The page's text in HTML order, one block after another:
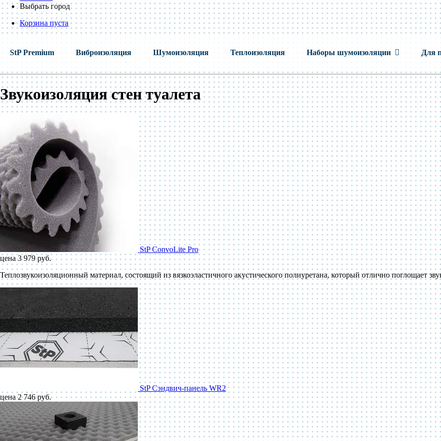
Выбрать город
Корзина пуста
StP Premium Виброизоляция Шумоизоляция Теплоизоляция Наборы шумоизоляции Для
Звукоизоляция стен туалета
StP ConvoLite Pro
цена 3 979 руб.
Теплозвукоизоляционный материал, состоящий из вязкоэластичного акустического полиуретана, который отлично поглощает
StP Сэндвич-панель WR2
цена 2 746 руб.